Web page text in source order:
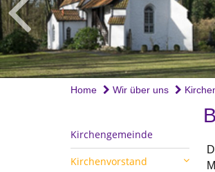
Home Wir über uns
Kirchengemeinde
Kirchenvorstand